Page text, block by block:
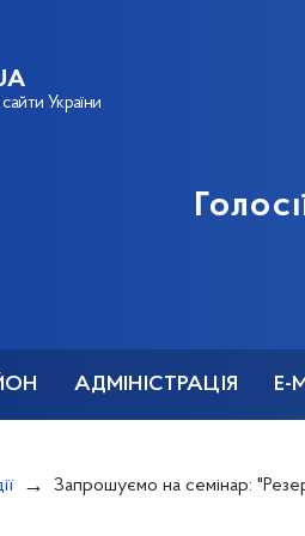
України
АДМІНІСТРАЦІЯ Е-
Запрошуємо на семінар: "Резервні системи живлення багатоквартирного